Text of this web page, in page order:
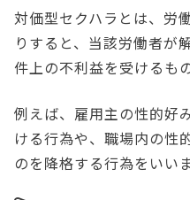
対価型セクハラとは、労
りすると、当該労働者が
件上の不利益を受けるも
例えば、雇用主の性的好
ける行為や、職場内の性
のを降格する行為をいいま